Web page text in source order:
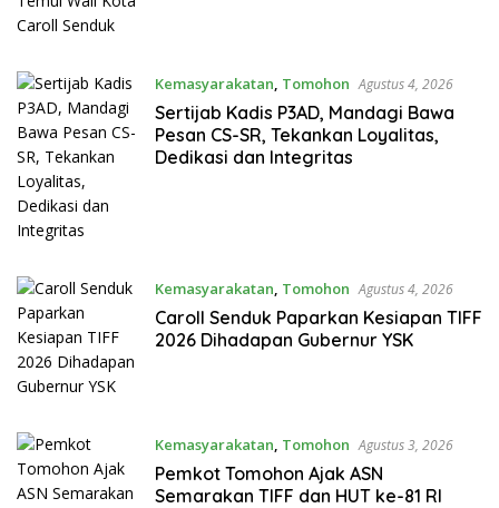
Kemasyarakatan, Tomohon Agustus 4, 2026
Sertijab Kadis P3AD, Mandagi Bawa
Pesan CS-SR, Tekankan Loyalitas,
Dedikasi dan Integritas
Kemasyarakatan, Tomohon Agustus 4, 2026
Caroll Senduk Paparkan Kesiapan TIFF
2026 Dihadapan Gubernur YSK
Kemasyarakatan, Tomohon Agustus 3, 2026
Pemkot Tomohon Ajak ASN
Semarakan TIFF dan HUT ke-81 RI